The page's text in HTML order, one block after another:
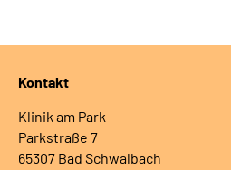
Kontakt
Klinik am Park
Parkstraße 7
65307 Bad Schwalbach